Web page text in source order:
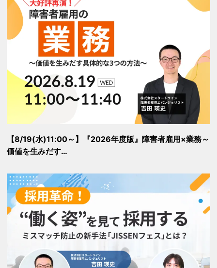
【8/19(水)11:00～】『2026年度版』障害者雇用×業務～
価値を生みだす…